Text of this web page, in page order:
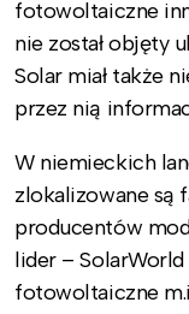
fotowoltaiczne
nie został objęty
Solar miał także
przez nią
W niemieckich
zlokalizowane są
producentów
lider –
fotowoltaiczne